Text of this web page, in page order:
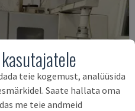
teie kogemust, analüüsida
Saate hallata oma
me teie andmeid